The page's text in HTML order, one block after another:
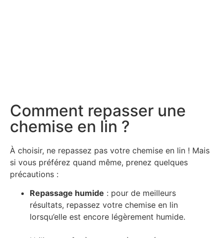
Comment repasser une
chemise en lin ?
À choisir, ne repassez pas votre chemise en lin ! Mais
si vous préférez quand même, prenez quelques
précautions :
Repassage humide : pour de meilleurs
résultats, repassez votre chemise en lin
lorsqu’elle est encore légèrement humide.